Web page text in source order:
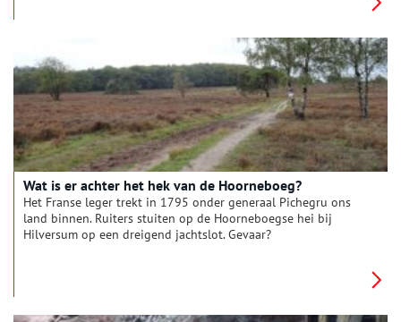
Wat is er achter het hek van de Hoorneboeg?
Het Franse leger trekt in 1795 onder generaal Pichegru ons
land binnen. Ruiters stuiten op de Hoorneboegse hei bij
Hilversum op een dreigend jachtslot. Gevaar?